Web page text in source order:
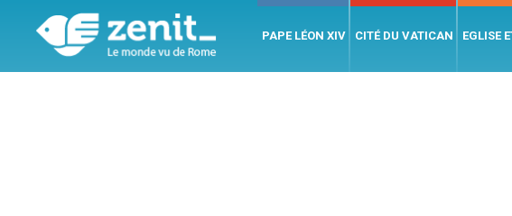
PAPE LÉON XIV CITÉ DU VATICAN EGLISE